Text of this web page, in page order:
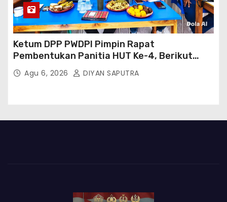
Ketum DPP PWDPI Pimpin Rapat
Pembentukan Panitia HUT Ke-4, Berikut
Susunan Dan Rangkaian Kegiatannya
Agu 6, 2026 DIYAN SAPUTRA